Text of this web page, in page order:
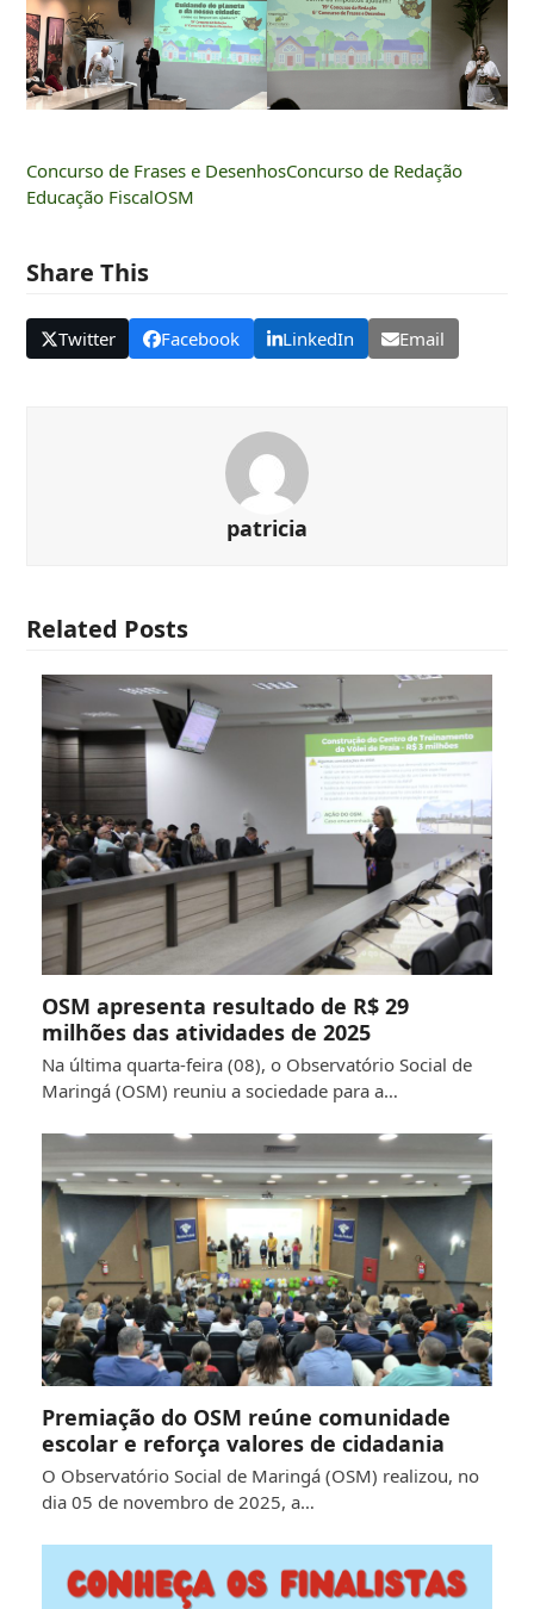
Concurso de Frases e DesenhosConcurso de Redação
Educação FiscalOSM
Share This
Twitter Facebook LinkedIn Email
patricia
Related Posts
OSM apresenta resultado de R$ 29
milhões das atividades de 2025
Na última quarta-feira (08), o Observatório Social de
Maringá (OSM) reuniu a sociedade para a…
Premiação do OSM reúne comunidade
escolar e reforça valores de cidadania
O Observatório Social de Maringá (OSM) realizou, no
dia 05 de novembro de 2025, a…